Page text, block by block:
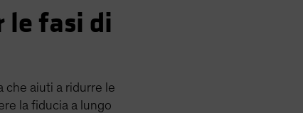
le fasi di
che aiuti a ridurre le
la fiducia a lungo